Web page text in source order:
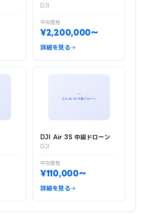
DJI
中古価格
¥2,200,000〜
詳細を見る
DJI Air 3S 中級ドローン
DJI
中古価格
¥110,000〜
詳細を見る